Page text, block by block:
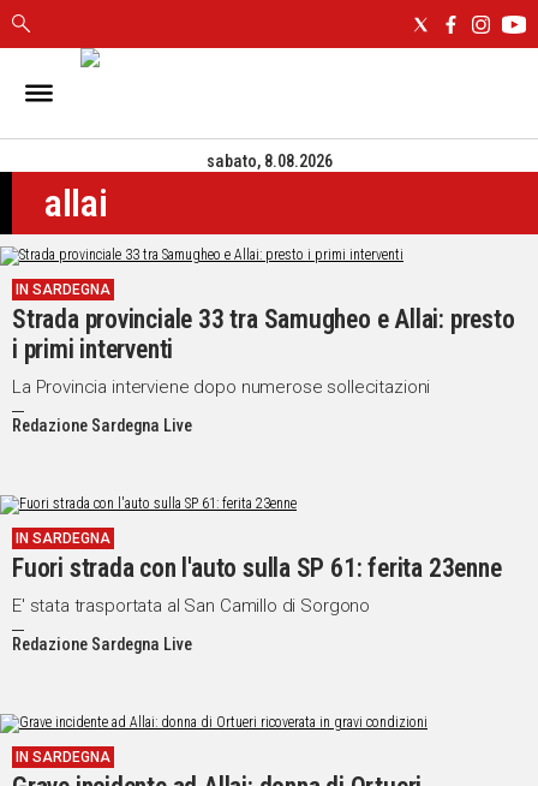
IN
CAGLIARI
SASSARI
NUORO
ORISTANO
SULCIS
GALLURA
OGLIASTRA
MEDIO
CAMPIDANO
NOTIZIE
POLITICA
IN
ITALIA
MONDO
EVENTI
STORIE
sabato, 8.08.2026
allai
IN SARDEGNA
Strada provinciale 33 tra Samugheo e Allai: presto
i primi interventi
La Provincia interviene dopo numerose sollecitazioni
Redazione Sardegna Live
IN SARDEGNA
Fuori strada con l'auto sulla SP 61: ferita 23enne
E' stata trasportata al San Camillo di Sorgono
Redazione Sardegna Live
IN SARDEGNA